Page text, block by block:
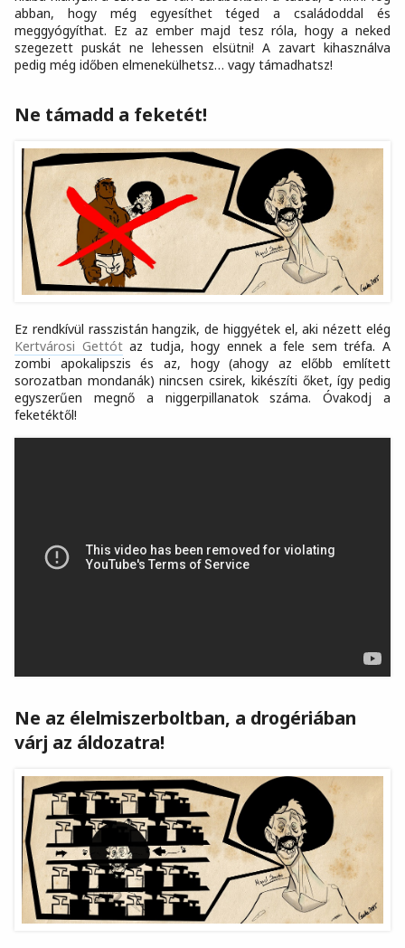
abban, hogy még egyesíthet téged a családoddal és
meggyógyíthat. Ez az ember majd tesz róla, hogy a neked
szegezett puskát ne lehessen elsütni! A zavart kihasználva
pedig még időben elmenekülhetsz… vagy támadhatsz!
Ne támadd a feketét!
Ez rendkívül rasszistán hangzik, de higgyétek el, aki nézett elég
Kertvárosi Gettótaz tudja, hogy ennek a fele sem tréfa. A
zombi apokalipszis és az, hogy (ahogy az előbb említett
sorozatban mondanák) nincsen csirek, kikészíti őket, így pedig
egyszerűen megnő a niggerpillanatok száma. Óvakodj a
feketéktől!
Ne az élelmiszerboltban, a drogériában
várj az áldozatra!